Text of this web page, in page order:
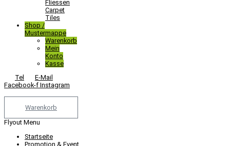
Fliessen
Carpet
Tiles
Shop /
Mustermappe
Warenkorb
Mein
Konto
Kasse
Tel
E-Mail
Facebook-f Instagram
Warenkorb
Flyout Menu
Startseite
Promotion & Event